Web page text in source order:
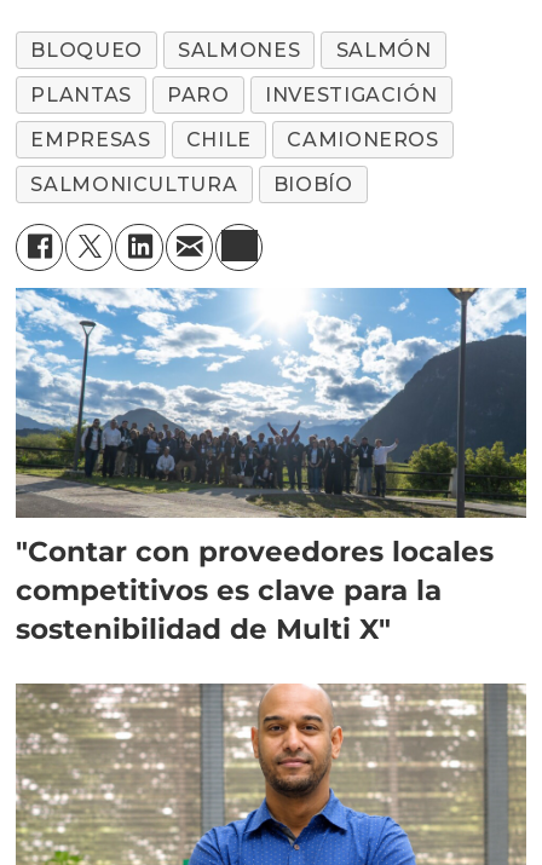
BLOQUEO SALMONES
SALMÓN
PLANTAS
PARO
INVESTIGACIÓN
EMPRESAS
CHILE
CAMIONEROS
SALMONICULTURA
BIOBÍO
"Contar con proveedores locales
competitivos es clave para la
sostenibilidad de Multi X"